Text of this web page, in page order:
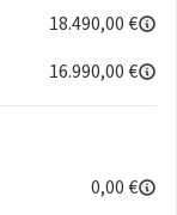
18.490,00 €
16.990,00 €
0,00 €